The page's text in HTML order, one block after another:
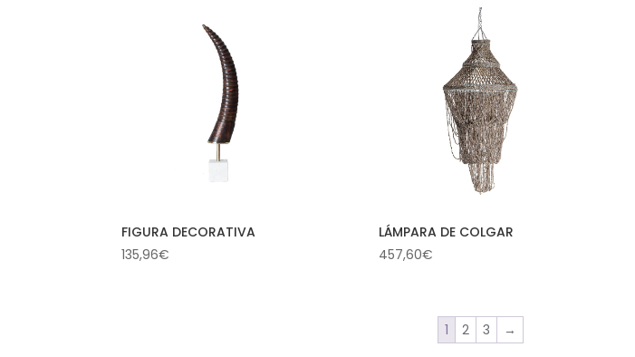
FIGURA DECORATIVA
135,96€
LÁMPARA DE COLGAR
457,60€
1 2 3 →